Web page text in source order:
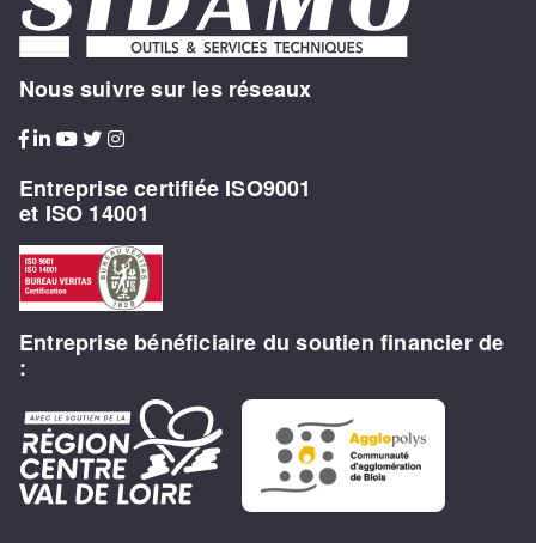
Nous suivre sur les réseaux
Entreprise certifiée ISO9001
et ISO 14001
Entreprise bénéficiaire du soutien financier de
: